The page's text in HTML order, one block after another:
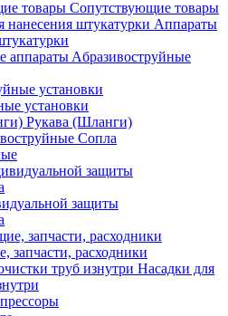
Сопутствующие товары
Аппараты
Aбразивоструйные
установки
Рукава (Шланги)
Сопла
защиты
запчасти, расходники
Насадки для